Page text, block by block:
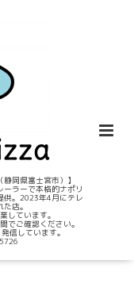
岡県富士宮市）】
ラーで本格的ナポリ
供。2023年4月にテレ
店。
しています。
でご確認ください。
信しています。